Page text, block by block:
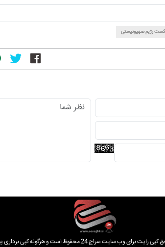
رژیم صهیونیستی
24 محفوظ است و هرگونه کپی برداری پیگرد قانونی دارد.